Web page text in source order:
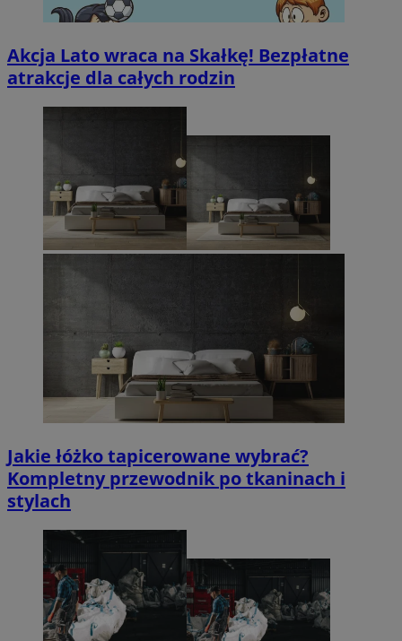
Akcja Lato wraca na Skałkę! Bezpłatne
atrakcje dla całych rodzin
Jakie łóżko tapicerowane wybrać?
Kompletny przewodnik po tkaninach i
stylach